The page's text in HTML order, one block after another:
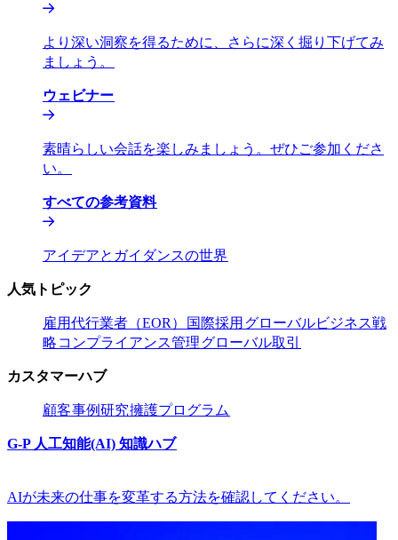
より深い洞察を得るために、さらに深く掘り下げてみ
ましょう。​​
ウェビナー​​
素晴らしい会話を楽しみましょう。ぜひご参加くださ
い。​​
すべての参考資料​​
アイデアとガイダンスの世界​​
人気トピック​​
雇用代行業者（EOR）​​ 国際採用​​ グローバルビジネス戦
略​​ コンプライアンス管理​​グローバル取引​​
カスタマーハブ​​
顧客​​事例研究​​擁護プログラム​​
G-P 人工知能(AI) 知識ハブ​​
AIが未来の仕事を変革する方法を確認してください。​​